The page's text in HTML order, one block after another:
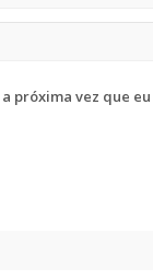
próxima vez que